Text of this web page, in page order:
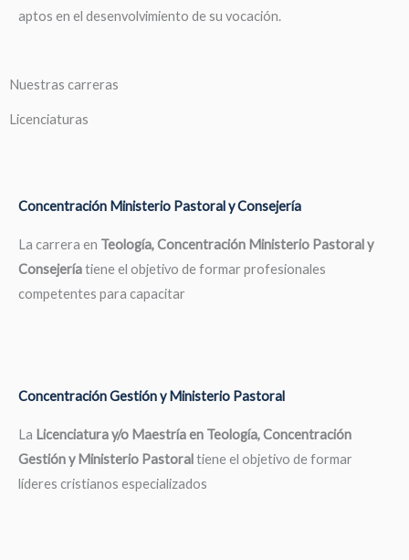
aptos en el desenvolvimiento de su vocación.
Nuestras carreras
Licenciaturas
Concentración Ministerio Pastoral y Consejería
La carrera en Teología, Concentración Ministerio Pastoral y
Consejeríatiene el objetivo de formar profesionales
competentes para capacitar
Concentración Gestión y Ministerio Pastoral
La Licenciatura y/o Maestría en Teología, Concentración
Gestión y Ministerio Pastoraltiene el objetivo de formar
líderes cristianos especializados